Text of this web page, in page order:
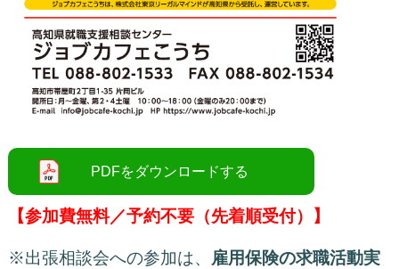
【参加費無料／予約不要（先着順受付）】
※出張相談会への参加は、 雇用保険の求職活動実